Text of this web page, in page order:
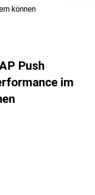
können
Push
im